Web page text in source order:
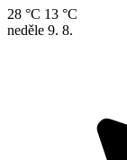
28 °C 13 °C
neděle 9. 8.